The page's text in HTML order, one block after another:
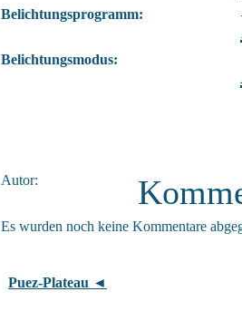
Belichtungsprogramm:
Belichtungsmodus:
Autor:
Es wurden noch keine Kommentare
Puez-Plateau ◄